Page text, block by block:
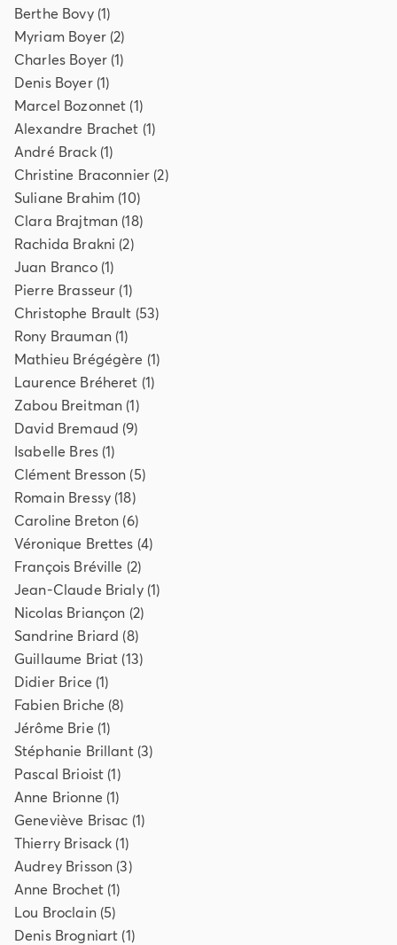
Berthe Bovy(1)
Myriam Boyer(2)
Charles Boyer(1)
Denis Boyer(1)
Marcel Bozonnet (1)
Alexandre Brachet (1)
André Brack(1)
Christine Braconnier (2)
Suliane Brahim (10)
Clara Brajtman (18)
Rachida Brakni (2)
Juan Branco(1)
Pierre Brasseur (1)
Christophe Brault (53)
Rony Brauman(1)
Mathieu Brégégère (1)
Laurence Bréheret (1)
Zabou Breitman (1)
David Bremaud (9)
Isabelle Bres(1)
Clément Bresson (5)
Romain Bressy(18)
Caroline Breton (6)
Véronique Brettes (4)
François Bréville (2)
Jean-Claude Brialy(1)
Nicolas Briançon (2)
Sandrine Briard (8)
Guillaume Briat (13)
Didier Brice (1)
Fabien Briche (8)
Jérôme Brie (1)
Stéphanie Brillant(3)
Pascal Brioist (1)
Anne Brionne (1)
Geneviève Brisac (1)
Thierry Brisack (1)
Audrey Brisson (3)
Anne Brochet(1)
Lou Broclain(5)
Denis Brogniart (1)